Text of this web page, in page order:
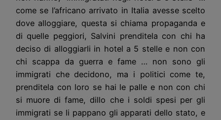
come se l’africano arrivato in Italia avesse scelto
dove alloggiare, questa si chiama propaganda e
di quelle peggiori, Salvini prenditela con chi ha
deciso di alloggiarli in hotel a 5 stelle e non con
chi scappa da guerra e fame … non sono gli
immigrati che decidono, ma i politici come te,
prenditela con loro se hai le palle e non con chi
si muore di fame, dillo che i soldi spesi per gli
immigrati se li pappano gli apparati dello stato, e